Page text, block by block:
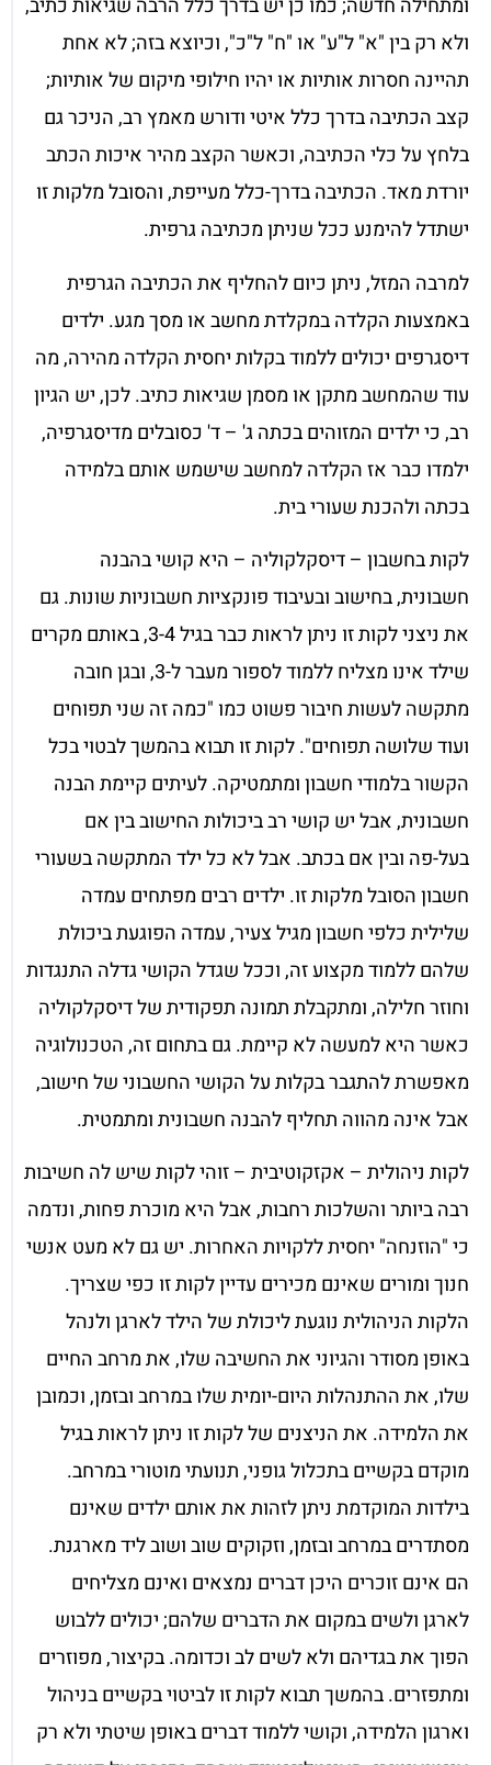
ומתחילה חדשה; כמו כן יש בדרך כלל הרבה שגיאות כתיב,
ולא רק בין "א" ל"ע" או "ח" ל"כ", וכיוצא בזה; לא אחת
תהיינה חסרות אותיות או יהיו חילופי מיקום של אותיות;
קצב הכתיבה בדרך כלל איטי ודורש מאמץ רב, הניכר גם
בלחץ על כלי הכתיבה, וכאשר הקצב מהיר איכות הכתב
יורדת מאד. הכתיבה בדרך-כלל מעייפת, והסובל מלקות זו
ישתדל להימנע ככל שניתן מכתיבה גרפית.
למרבה המזל, ניתן כיום להחליף את הכתיבה הגרפית
באמצעות הקלדה במקלדת מחשב או מסך מגע. ילדים
דיסגרפים יכולים ללמוד בקלות יחסית הקלדה מהירה, מה
עוד שהמחשב מתקן או מסמן שגיאות כתיב. לכן, יש הגיון
רב, כי ילדים המזוהים בכתה ג' – ד' כסובלים מדיסגרפיה,
ילמדו כבר אז הקלדה למחשב שישמש אותם בלמידה
בכתה ולהכנת שעורי בית.
לקות בחשבון – דיסקלקוליה – היא קושי בהבנה
חשבונית, בחישוב ובעיבוד פונקציות חשבוניות שונות. גם
את ניצני לקות זו ניתן לראות כבר בגיל 3-4, באותם מקרים
שילד אינו מצליח ללמוד לספור מעבר ל-3, ובגן חובה
מתקשה לעשות חיבור פשוט כמו "כמה זה שני תפוחים
ועוד שלושה תפוחים". לקות זו תבוא בהמשך לבטוי בכל
הקשור בלמודי חשבון ומתמטיקה. לעיתים קיימת הבנה
חשבונית, אבל יש קושי רב ביכולות החישוב בין אם
בעל-פה ובין אם בכתב. אבל לא כל ילד המתקשה בשעורי
חשבון הסובל מלקות זו. ילדים רבים מפתחים עמדה
שלילית כלפי חשבון מגיל צעיר, עמדה הפוגעת ביכולת
שלהם ללמוד מקצוע זה, וככל שגדל הקושי גדלה התנגדות
וחוזר חלילה, ומתקבלת תמונה תפקודית של דיסקלקוליה
כאשר היא למעשה לא קיימת. גם בתחום זה, הטכנולוגיה
מאפשרת להתגבר בקלות על הקושי החשבוני של חישוב,
אבל אינה מהווה תחליף להבנה חשבונית ומתמטית.
לקות ניהולית – אקזקוטיבית – זוהי לקות שיש לה חשיבות
רבה ביותר והשלכות רחבות, אבל היא מוכרת פחות, ונדמה
כי "הוזנחה" יחסית ללקויות האחרות. יש גם לא מעט אנשי
חנוך ומורים שאינם מכירים עדיין לקות זו כפי שצריך.
הלקות הניהולית נוגעת ליכולת של הילד לארגן ולנהל
באופן מסודר והגיוני את החשיבה שלו, את מרחב החיים
שלו, את ההתנהלות היום-יומית שלו במרחב ובזמן, וכמובן
את הלמידה. את הניצנים של לקות זו ניתן לראות בגיל
מוקדם בקשיים בתכלול גופני, תנועתי מוטורי במרחב.
בילדות המוקדמת ניתן לזהות את אותם ילדים שאינם
מסתדרים במרחב ובזמן, וזקוקים שוב ושוב ליד מארגנת.
הם אינם זוכרים היכן דברים נמצאים ואינם מצליחים
לארגן ולשים במקום את הדברים שלהם; יכולים ללבוש
הפוך את בגדיהם ולא לשים לב וכדומה. בקיצור, מפוזרים
ומתפזרים. בהמשך תבוא לקות זו לביטוי בקשיים בניהול
וארגון הלמידה, וקושי ללמוד דברים באופן שיטתי ולא רק